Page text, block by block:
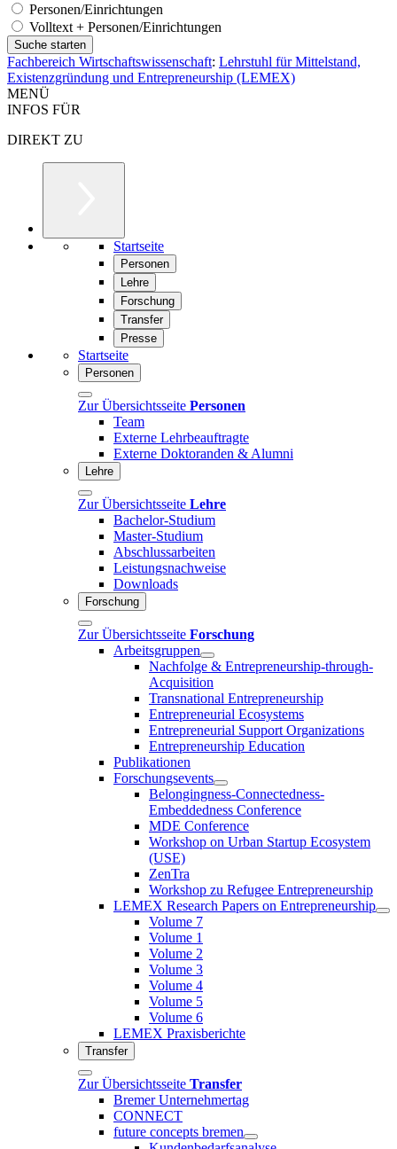
Personen/Einrichtungen
Volltext + Personen/Einrichtungen
Fachbereich Wirtschaftswissenschaft: Lehrstuhl für Mittelstand,
Existenzgründung und Entrepreneurship (LEMEX)
MENÜ
INFOS FÜR
DIREKT ZU
Startseite
Personen
Lehre
Forschung
Transfer
Presse
Startseite
Personen
Zur Übersichtsseite Personen
Team
Externe Lehrbeauftragte
Externe Doktoranden & Alumni
Lehre
Zur Übersichtsseite Lehre
Bachelor-Studium
Master-Studium
Abschlussarbeiten
Leistungsnachweise
Downloads
Forschung
Zur Übersichtsseite Forschung
Arbeitsgruppen
Nachfolge & Entrepreneurship-through-
Acquisition
Transnational Entrepreneurship
Entrepreneurial Ecosystems
Entrepreneurial Support Organizations
Entrepreneurship Education
Publikationen
Forschungsevents
Belongingness-Connectedness-
Embeddedness Conference
MDE Conference
Workshop on Urban Startup Ecosystem
(USE)
ZenTra
Workshop zu Refugee Entrepreneurship
LEMEX Research Papers on Entrepreneurship
Volume 7
Volume 1
Volume 2
Volume 3
Volume 4
Volume 5
Volume 6
LEMEX Praxisberichte
Transfer
Zur Übersichtsseite Transfer
Bremer Unternehmertag
CONNECT
future concepts bremen